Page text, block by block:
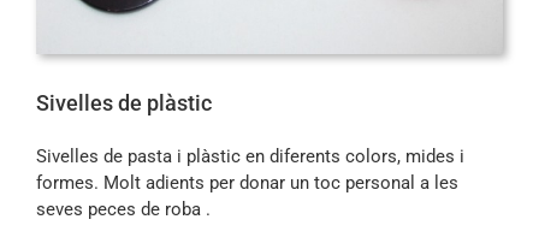
Sivelles de plàstic
Sivelles de pasta i plàstic en diferents colors, mides i
formes. Molt adients per donar un toc personal a les
seves peces de roba .